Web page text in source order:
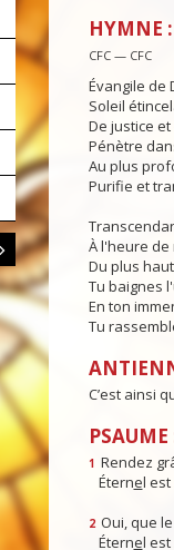
HYMNE
CFC — CFC
Évangile de
Soleil
De justice
Pénètre
Au plus
Purifie et
À l'heure de
Du plus
Tu baignes
En ton
Tu
C’est ainsi
1 Rendez
Éternel est
2 Oui, que
Éternel est